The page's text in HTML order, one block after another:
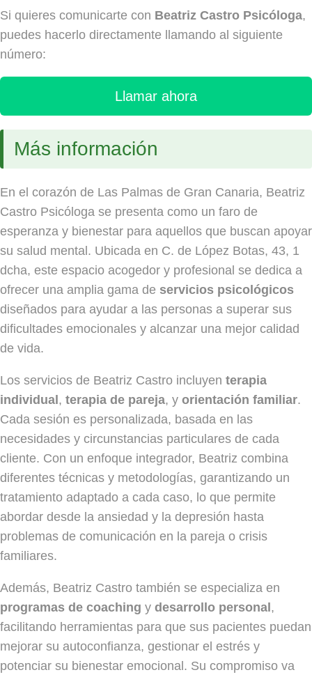
Si quieres comunicarte con Beatriz Castro Psicóloga,
puedes hacerlo directamente llamando al siguiente
número:
Llamar ahora
Más información
En el corazón de Las Palmas de Gran Canaria, Beatriz
Castro Psicóloga se presenta como un faro de
esperanza y bienestar para aquellos que buscan apoyar
su salud mental. Ubicada en C. de López Botas, 43, 1
dcha, este espacio acogedor y profesional se dedica a
ofrecer una amplia gama de servicios psicológicos
diseñados para ayudar a las personas a superar sus
dificultades emocionales y alcanzar una mejor calidad
de vida.
Los servicios de Beatriz Castro incluyen terapia
individual, terapia de pareja, y orientación familiar.
Cada sesión es personalizada, basada en las
necesidades y circunstancias particulares de cada
cliente. Con un enfoque integrador, Beatriz combina
diferentes técnicas y metodologías, garantizando un
tratamiento adaptado a cada caso, lo que permite
abordar desde la ansiedad y la depresión hasta
problemas de comunicación en la pareja o crisis
familiares.
Además, Beatriz Castro también se especializa en
programas de coaching y desarrollo personal,
facilitando herramientas para que sus pacientes puedan
mejorar su autoconfianza, gestionar el estrés y
potenciar su bienestar emocional. Su compromiso va